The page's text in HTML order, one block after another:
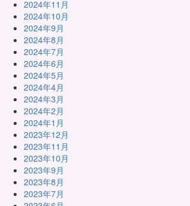
2024年11月
2024年10月
2024年9月
2024年8月
2024年7月
2024年6月
2024年5月
2024年4月
2024年3月
2024年2月
2024年1月
2023年12月
2023年11月
2023年10月
2023年9月
2023年8月
2023年7月